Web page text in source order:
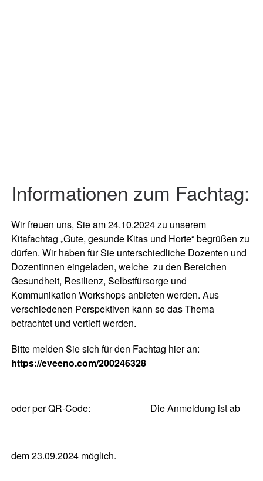
Informationen zum Fachtag:
Wir freuen uns, Sie am 24.10.2024 zu unserem
Kitafachtag „Gute, gesunde Kitas und Horte“ begrüßen zu
dürfen. Wir haben für Sie unterschiedliche Dozenten und
Dozentinnen eingeladen, welche zu den Bereichen
Gesundheit, Resilienz, Selbstfürsorge und
Kommunikation Workshops anbieten werden. Aus
verschiedenen Perspektiven kann so das Thema
betrachtet und vertieft werden.
Bitte melden Sie sich für den Fachtag hier an:
https://eveeno.com/200246328
oder per QR-Code: Die Anmeldung ist ab
dem 23.09.2024 möglich.